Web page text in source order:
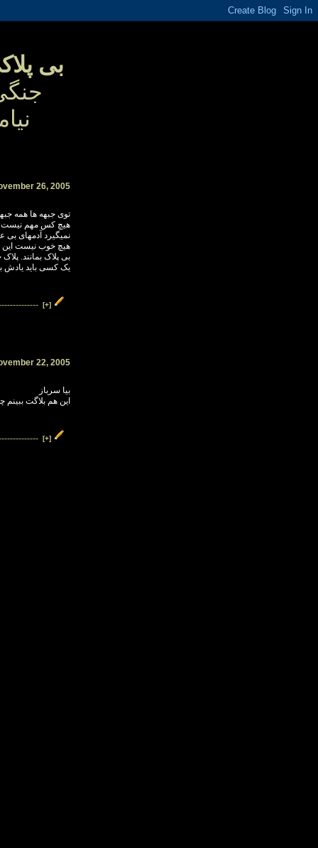
بی
نیا
26, 2005
توی جبهه ها همه
هیچ کس مهم نیست
نمیگیرد آدمهای بی
هیچ خوب نیست این
بی پلاک بمانند.
یک کسی باید یادش
[+]
22, 2005
بیا سرباز
این هم بلاگت
[+]